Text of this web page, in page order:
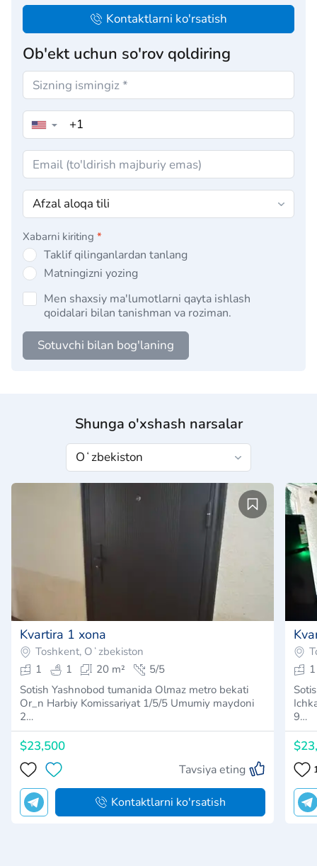
Kontaktlarni ko'rsatish
Ob'ekt uchun so'rov qoldiring
▼
Xabarni kiriting *
Taklif qilinganlardan tanlang
Matningizni yozing
Men shaxsiy ma'lumotlarni qayta ishlash
qoidalari bilan tanishman va roziman.
Sotuvchi bilan bog'laning
Shunga o'xshash narsalar
Kvartira 1 xona
Toshkent, Oʻzbekiston
1
1 20 m²
5/5
Sotish Yashnobod tumanida Olmaz metro bekati
Or_n Harbiy Komissariyat 1/5/5 Umumiy maydoni
2…
$23,500
Tavsiya eting
Kontaktlarni ko'rsatish
1
9…